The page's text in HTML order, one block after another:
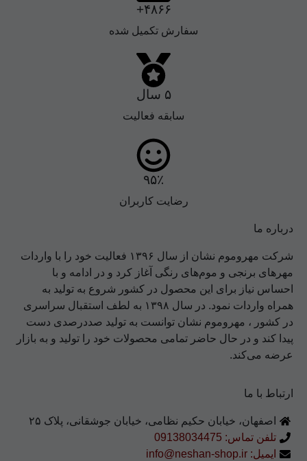
۴۸۶۶+
سفارش تکمیل شده
۵ سال
سابقه فعالیت
۹۵٪
رضایت کاربران
درباره ما
شرکت مهروموم نشان
از سال ۱۳۹۶ فعالیت خود را با واردات
مهرهای برنجی و موم‌های رنگی آغاز کرد و در ادامه و با
احساس نیاز برای این محصول در کشور شروع به تولید به
همراه واردات نمود. در سال ۱۳۹۸ به لطف استقبال سراسری
در کشور ، مهروموم نشان توانست به تولید صد‌درصدی دست
پیدا کند و در حال حاضر تمامی محصولات خود را تولید و به بازار
عرضه می‌کند.
ارتباط با ما
اصفهان، خیابان حکیم نظامی، خیابان جوشقانی، پلاک ۲۵
تلفن تماس: 09138034475
ایمیل: info@neshan-shop.ir